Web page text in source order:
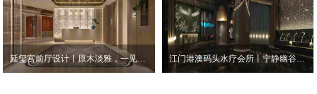
江门港澳码头水疗会所丨宁静幽谷，自然安宁